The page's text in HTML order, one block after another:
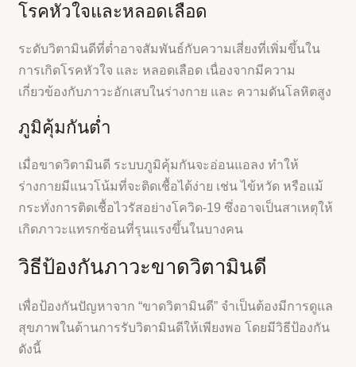
โรคหัวใจและหลอดเลือด
ระดับวิตามินดีที่ต่ำอาจสัมพันธ์กับความเสี่ยงที่เพิ่มขึ้นใน
การเกิดโรคหัวใจ และ หลอดเลือด เนื่องจากมีความ
เกี่ยวข้องกับภาวะอักเสบในร่างกาย และ ความดันโลหิตสูง
ภูมิคุ้มกันต่ำ
เมื่อขาดวิตามินดี ระบบภูมิคุ้มกันจะอ่อนแอลง ทำให้
ร่างกายมีแนวโน้มที่จะติดเชื้อได้ง่าย เช่น ไข้หวัด หรือแม้
กระทั่งการติดเชื้อไวรัสอย่างโควิด-19 ซึ่งอาจเป็นสาเหตุให้
เกิดภาวะแทรกซ้อนที่รุนแรงขึ้นในบางคน
วิธีป้องกันภาวะขาดวิตามินดี
เพื่อป้องกันปัญหาจาก “ขาดวิตามินดี” จำเป็นต้องมีการดูแล
สุขภาพในด้านการรับวิตามินดีให้เพียงพอ โดยมีวิธีป้องกัน
ดังนี้